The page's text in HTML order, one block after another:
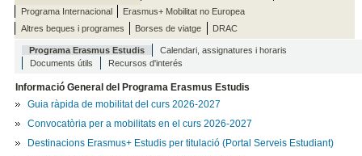
Programa Internacional
Erasmus+ Mobilitat no Europea
Altres beques i programes
Borses de viatge DRAC
Programa Erasmus Estudis
Calendari, assignatures i horaris
Documents útils
Recursos d'interés
Informació General del Programa Erasmus Estudis
Guia ràpida de mobilitat del curs 2026-2027
Convocatòria per a mobilitats en el curs 2026-2027
Destinacions Erasmus+ Estudis per titulació (Portal Serveis Estudiant)